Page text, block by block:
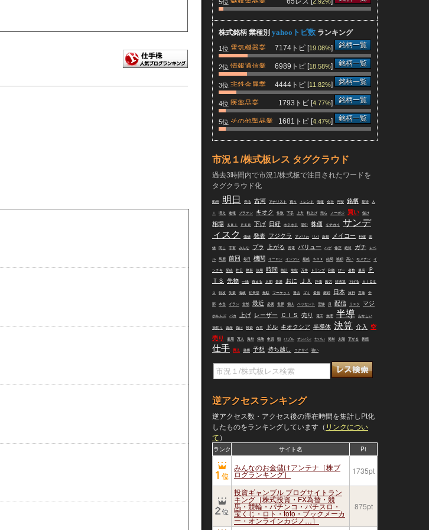
5位
株式銘柄 業種別 yahooトピ数 ランキング
1位 電気機器業 7174トピ [19.08%] 銘柄一覧
2位 情報通信業 6989トピ [18.58%] 銘柄一覧
3位 非鉄金属業 4444トピ [11.82%] 銘柄一覧
4位 医薬品業 1793トピ [4.77%] 銘柄一覧
5位 その他製品業 1681トピ [4.47%] 銘柄一覧
市況１/株式板レス タグクラウド
過去3時間内で市況1/株式板で注目されたワードを
タグクラウド化
動画 明日 売る 古河 アナリスト 買う トレンド 情報 会社 円安 銘柄 期待 Ａ
増え 速報 プラテン キオク 件数 下手 上方 利上げ 売ら ノーポジ 買い 儲け
相場 ＳＢＩ ＰＥＲ 下げ 日経 ホクホク 場中 株価 キチガイ
サンデ
ィスク
価値 発表 フジクラ アメリカ リバ 新規 メイコー 利確 高
値 同じ 宇宙 みんな プラ 上がる 誘電 バリュー ハゲ 修正 絶対 ガチ レベ
ル 馬鹿 前回 毎日 機関 イーロン インフレ 超絶 ＳＯＸ 結局 狼狽 高い モメチン イ
ンチキ 受給 昨日 整形 信用 時間 統計 地獄 万件 トランプ 利益 ぴー 者数 最高
Ｐ
ＴＳ
先物 一緒 買える 人間 普通 おに ＪＸ 評価 殿方 好決算 下げる ＶＩＤＥ
Ｏ 特攻 失業 海峡 任天堂 無駄 マーケット 過去 ゴミ 最後 継続 日本 旅行 意味 全
部 本当 イラン 全然 最近 必要 世界 個人 ベッセント 悲惨 月 配信 リスク マジ
ホルムズ バカ 上げ レーザー ＣＩＳ 売り 電工 無理 半導 おかしい
損切り 資産 負け 投資 合意 ドル キオクシア 半導体 決算 介入
空
売り
雇用 万人 海外 保険 申請 朝 バブル チンパン ヤバい 簡単 太陽 下がる 状態
仕手 買え 逮捕 予想 持ち越し コクサイ 強い
逆アクセスランキング
逆アクセス数・アクセス後の滞在時間を集計しPt化
したものをランキングしています（ リンクについ
て）
ランク サイト名 Pt
みんなのお金儲けアンテナ［株ブ
ログランキング］ 1735pt
投資ギャンブル ブログサイトラン
キング［株式投資・FX為替・競
馬・競輪・パチンコ・パチスロ・
宝くじ・ロト・toto・ブックメーカ
ー・オンラインカジノ…］
875pt